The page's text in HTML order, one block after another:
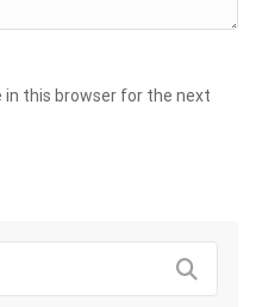
in this browser for the next